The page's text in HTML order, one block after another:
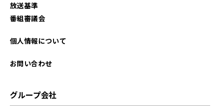
放送基準
番組審議会
個人情報について
お問い合わせ
グループ会社